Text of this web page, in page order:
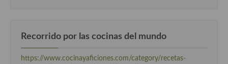
Recorrido por las cocinas del mundo
https://www.cocinayaficiones.com/category/recetas-